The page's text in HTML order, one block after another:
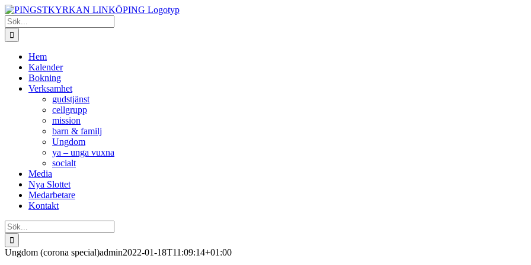
Fortsätt
till
innehållet
Sök
efter:
Hem
Kalender
Bokning
Verksamhet
gudstjänst
cellgrupp
mission
barn & familj
Ungdom
ya – unga vuxna
socialt
Media
Nya Slottet
Medarbetare
Kontakt
Sök
efter:
Ungdom (corona special)admin2022-01-18T11:09:14+01:00